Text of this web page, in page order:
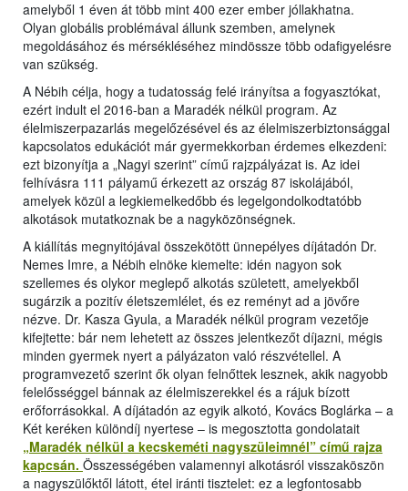
amelyből 1 éven át több mint 400 ezer ember jóllakhatna.
Olyan globális problémával állunk szemben, amelynek
megoldásához és mérsékléséhez mindössze több odafigyelésre
van szükség.
A Nébih célja, hogy a tudatosság felé irányítsa a fogyasztókat,
ezért indult el 2016-ban a Maradék nélkül program. Az
élelmiszerpazarlás megelőzésével és az élelmiszerbiztonsággal
kapcsolatos edukációt már gyermekkorban érdemes elkezdeni:
ezt bizonyítja a „Nagyi szerint” című rajzpályázat is. Az idei
felhívásra 111 pályamű érkezett az ország 87 iskolájából,
amelyek közül a legkiemelkedőbb és legelgondolkodtatóbb
alkotások mutatkoznak be a nagyközönségnek.
A kiállítás megnyitójával összekötött ünnepélyes díjátadón Dr.
Nemes Imre, a Nébih elnöke kiemelte: idén nagyon sok
szellemes és olykor meglepő alkotás született, amelyekből
sugárzik a pozitív életszemlélet, és ez reményt ad a jövőre
nézve. Dr. Kasza Gyula, a Maradék nélkül program vezetője
kifejtette: bár nem lehetett az összes jelentkezőt díjazni, mégis
minden gyermek nyert a pályázaton való részvétellel. A
programvezető szerint ők olyan felnőttek lesznek, akik nagyobb
felelősséggel bánnak az élelmiszerekkel és a rájuk bízott
erőforrásokkal. A díjátadón az egyik alkotó, Kovács Boglárka – a
Két keréken különdíj nyertese – is megosztotta gondolatait
„Maradék nélkül a kecskeméti nagyszüleimnél” című rajza
kapcsán. Összességében valamennyi alkotásról visszaköszön
a nagyszülőktől látott, étel iránti tisztelet: ez a legfontosabb